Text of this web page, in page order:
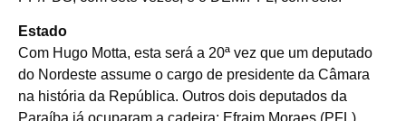
Estado
Com Hugo Motta, esta será a 20ª vez que um deputado
do Nordeste assume o cargo de presidente da Câmara
na história da República. Outros dois deputados da
Paraíba já ocuparam a cadeira: Efraim Moraes (PFL),